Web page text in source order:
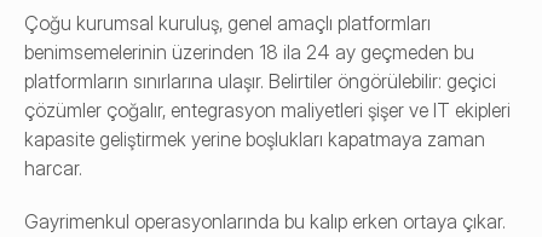
Çoğu kurumsal kuruluş, genel amaçlı platformları
benimsemelerinin üzerinden 18 ila 24 ay geçmeden bu
platformların sınırlarına ulaşır. Belirtiler öngörülebilir: geçici
çözümler çoğalır, entegrasyon maliyetleri şişer ve IT ekipleri
kapasite geliştirmek yerine boşlukları kapatmaya zaman
harcar.
Gayrimenkul operasyonlarında bu kalıp erken ortaya çıkar.